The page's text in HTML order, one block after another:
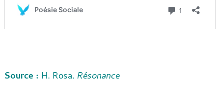
Source : H. Rosa.Résonance